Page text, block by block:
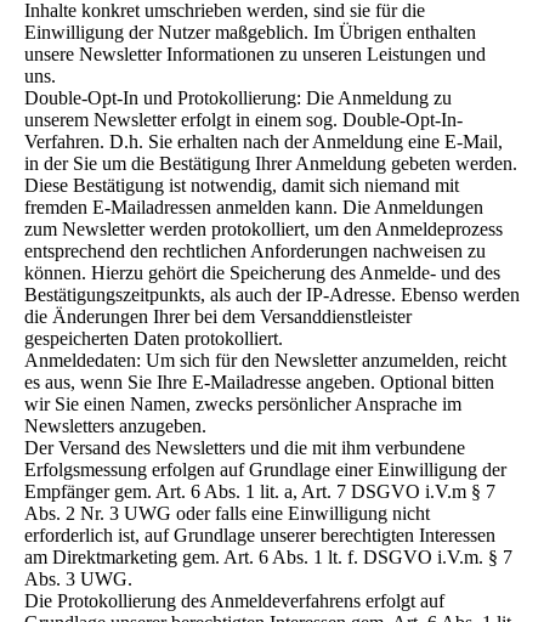
Inhalte konkret umschrieben werden, sind sie für die
Einwilligung der Nutzer maßgeblich. Im Übrigen enthalten
unsere Newsletter Informationen zu unseren Leistungen und
uns.
Double-Opt-In und Protokollierung: Die Anmeldung zu
unserem Newsletter erfolgt in einem sog. Double-Opt-In-
Verfahren. D.h. Sie erhalten nach der Anmeldung eine E-Mail,
in der Sie um die Bestätigung Ihrer Anmeldung gebeten werden.
Diese Bestätigung ist notwendig, damit sich niemand mit
fremden E-Mailadressen anmelden kann. Die Anmeldungen
zum Newsletter werden protokolliert, um den Anmeldeprozess
entsprechend den rechtlichen Anforderungen nachweisen zu
können. Hierzu gehört die Speicherung des Anmelde- und des
Bestätigungszeitpunkts, als auch der IP-Adresse. Ebenso werden
die Änderungen Ihrer bei dem Versanddienstleister
gespeicherten Daten protokolliert.
Anmeldedaten: Um sich für den Newsletter anzumelden, reicht
es aus, wenn Sie Ihre E-Mailadresse angeben. Optional bitten
wir Sie einen Namen, zwecks persönlicher Ansprache im
Newsletters anzugeben.
Der Versand des Newsletters und die mit ihm verbundene
Erfolgsmessung erfolgen auf Grundlage einer Einwilligung der
Empfänger gem. Art. 6 Abs. 1 lit. a, Art. 7 DSGVO i.V.m § 7
Abs. 2 Nr. 3 UWG oder falls eine Einwilligung nicht
erforderlich ist, auf Grundlage unserer berechtigten Interessen
am Direktmarketing gem. Art. 6 Abs. 1 lt. f. DSGVO i.V.m. § 7
Abs. 3 UWG.
Die Protokollierung des Anmeldeverfahrens erfolgt auf